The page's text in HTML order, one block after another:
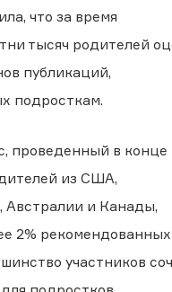
что за время
тысяч родителей
публикаций,
подросткам.
проведенный в конце
из США,
Австралии и Канады,
2% рекомендованных
участников